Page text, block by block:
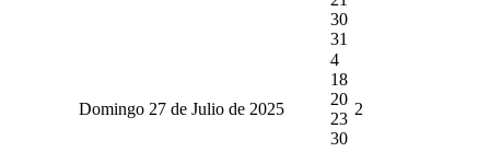
30
31
Domingo 27 de Julio de 2025
4
18
20
23
30
2